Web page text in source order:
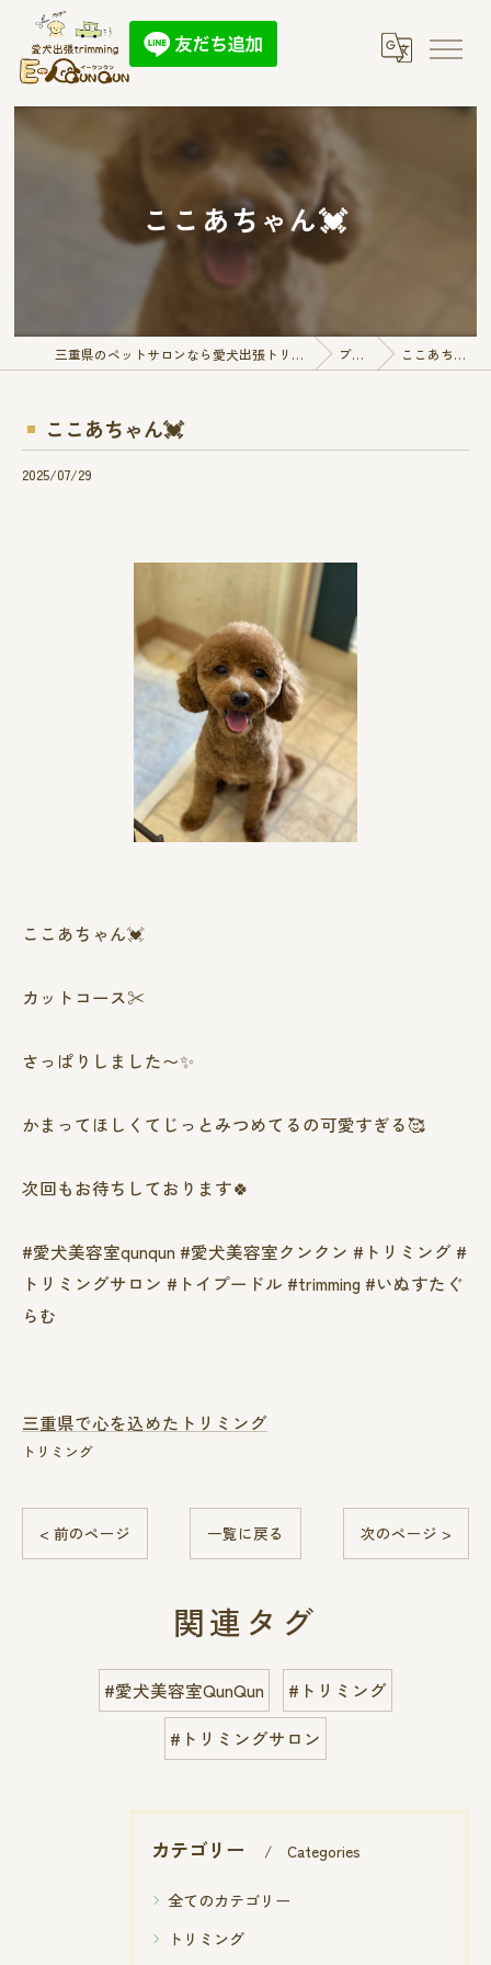
ここあちゃん💓
三重県のペットサロンなら愛犬出張トリミング E-QunQun ブログ ここあちゃん💓
ここあちゃん💓
2025/07/29
ここあちゃん💓
カットコース✂️
さっぱりしました〜✨
かまってほしくてじっとみつめてるの可愛すぎる🥰
次回もお待ちしております🍀
#愛犬美容室qunqun #愛犬美容室クンクン #トリミング #
トリミングサロン #トイプードル #trimming #いぬすたぐ
らむ
三重県で心を込めたトリミング
トリミング
< 前のページ 一覧に戻る 次のページ >
関連タグ
#愛犬美容室QunQun
#トリミング
#トリミングサロン
カテゴリー Categories
全てのカテゴリー
トリミング